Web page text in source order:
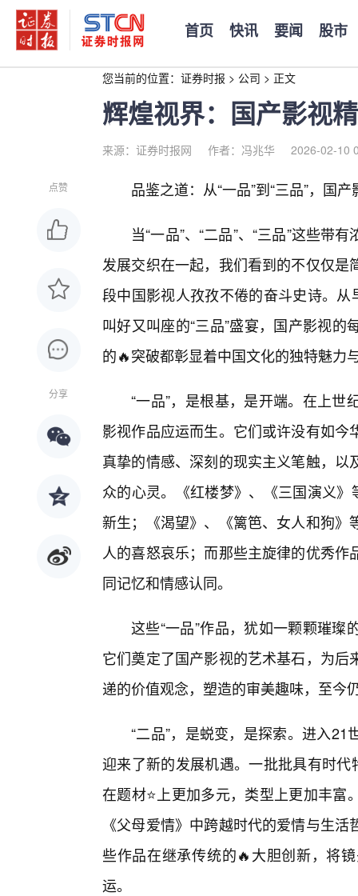
首页 快讯 要闻 股市
您当前的位置： 证券时报 > 公司 > 正文
辉煌视界：国产影视
来源：证券时报网 作者：冯兆华 2026-02-10
点赞
分享
品鉴之道：从“一品”到“三品”，国
当“一品”、“二品”、“三品”这些带
发展交织在一起，我们看到的不仅仅
段中国影视人孜孜不倦的奋斗史诗。
叫好又叫座的“三品”盛宴，国产影视
的🔥突破都彰显着中国文化的独特魅力
“一品”，是根基，是开端。在上
影视作品应运而生。它们或许没有如
真挚的情感、深刻的现实主义笔触，
众的心灵。《红楼梦》、《三国演义
新生；《渴望》、《篱笆、女人和狗
人的喜怒哀乐；而那些主旋律的优秀
同记忆和情感认同。
这些“一品”作品，犹如一颗颗璀
它们奠定了国产影视的艺术基石，为
递的价值观念，塑造的审美趣味，至今
“二品”，是蜕变，是探索。进入
迎来了新的发展机遇。一批批具有时
在题材⭐上更加多元，类型上更加丰
《父母爱情》中跨越时代的爱情与生
些作品在继承传统的🔥大胆创新，将
运。